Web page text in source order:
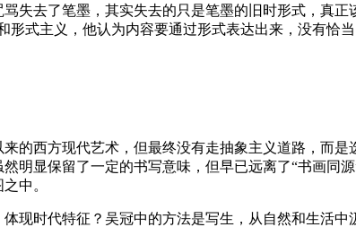
失去了笔墨，其实失去的只是笔墨的旧时形式，真
式主义，他认为内容要通过形式表达出来，没有恰
的西方现代艺术，但最终没有走抽象主义道路，而
明显保留了一定的书写意味，但早已远离了“书画同
中。
现时代特征？吴冠中的方法是写生，从自然和生活中